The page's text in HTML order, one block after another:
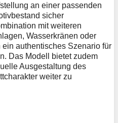
an einer passenden
sicher
mit weiteren
Wasserkränen oder
authentisches Szenario für
Das Modell bietet zudem
Ausgestaltung des
weiter zu